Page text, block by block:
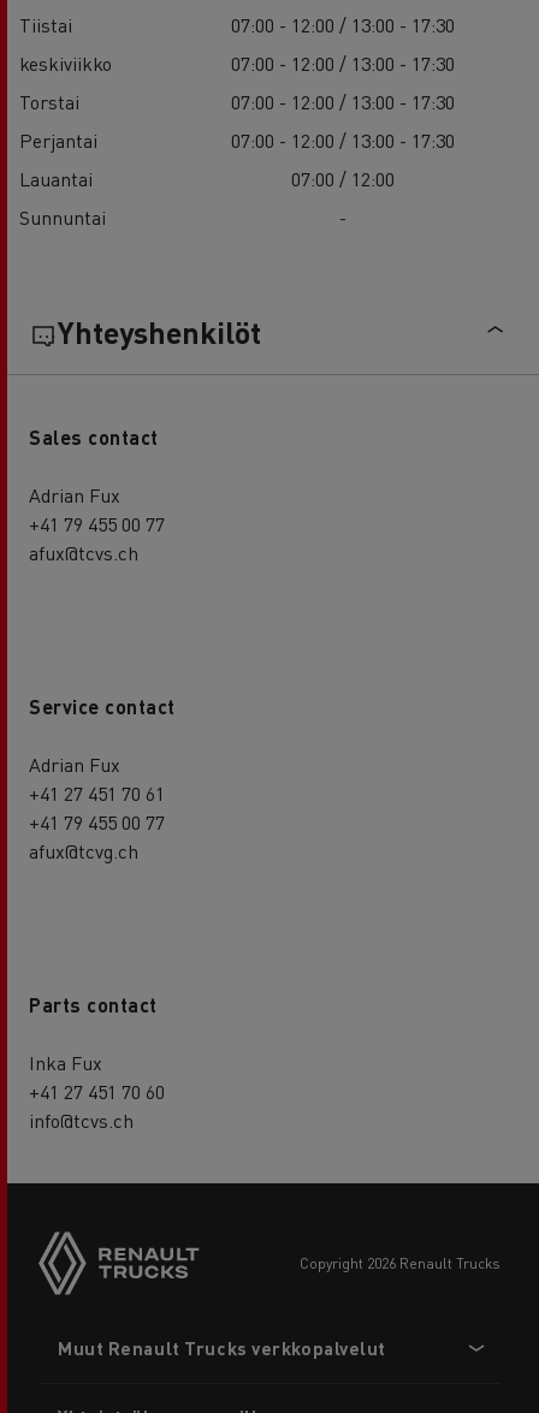
Tiistai
07:00 - 12:00 / 13:00 - 17:30
keskiviikko
07:00 - 12:00 / 13:00 - 17:30
Torstai
07:00 - 12:00 / 13:00 - 17:30
Perjantai
07:00 - 12:00 / 13:00 - 17:30
Lauantai
07:00 / 12:00
Sunnuntai
-
Yhteyshenkilöt
Sales contact
Adrian Fux
+41 79 455 00 77
afux@tcvs.ch
Service contact
Adrian Fux
+41 27 451 70 61
+41 79 455 00 77
afux@tcvg.ch
Parts contact
Inka Fux
+41 27 451 70 60
info@tcvs.ch
copyright 2026 Renault Trucks
menu
Muut Renault Trucks verkkopalvelut